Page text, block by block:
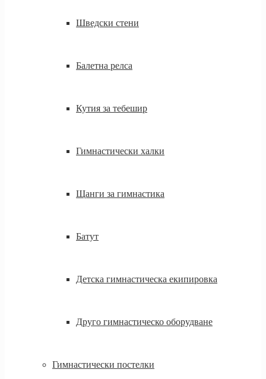
Шведски стени
Балетна релса
Кутия за тебешир
Гимнастически халки
Щанги за гимнастика
Батут
Детска гимнастическа екипировка
Друго гимнастическо оборудване
Гимнастически постелки